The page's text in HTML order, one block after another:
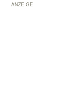
ANZEIGE